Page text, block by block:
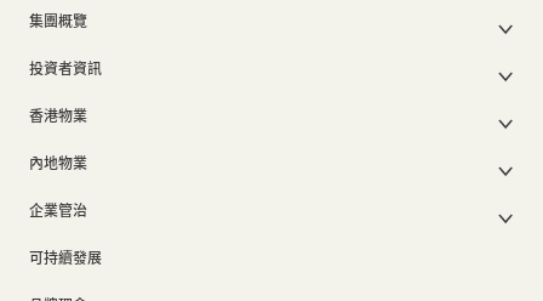
集團概覽
集團架構
我們的創辦人
50周年
內地業務
物業相關業務
投資者資訊
股東週年大會文件
中期報告/年報及可持續發展報告
以電子方式發布公司通訊之安排
證券變動報表
香港物業
其他物業
香港出租物業
內地物業
內地出租物業
過去主要發展項目
企業管治
集團政策
可持續發展